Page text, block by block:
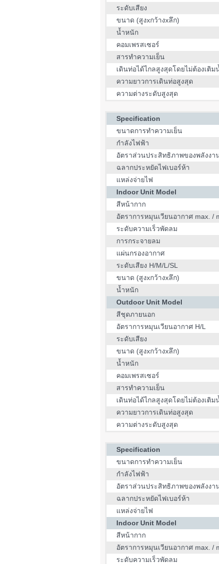
ระดับเสียง
ขนาด (สูงxกว้างxลึก)
น้ำหนัก
คอมเพรสเซอร์
สารทำความเย็น
เดินท่อได้ไกลสูงสุดโดยไม่ต้องเติม
ความยาวการเดินท่อสูงสุด
ความต่างระดับสูงสุด
Specification
ขนาดการทำความเย็น
กำลังไฟฟ้า
อัตราส่วนประสิทธิภาพของพลังงา
ฉลากประหยัดไฟเบอร์ห้า
แหล่งจ่ายไฟ
Indoor Unit Model
สีหน้ากาก
อัตราการหมุนเวียนอากาศ max. /
ระดับความเร็วพัดลม
การกระจายลม
แผ่นกรองอากาศ
ระดับเสียง H/M/L/SL
ขนาด (สูงxกว้างxลึก)
น้ำหนัก
Outdoor Unit Model
สีชุดภายนอก
อัตราการหมุนเวียนอากาศ H/L
ระดับเสียง
ขนาด (สูงxกว้างxลึก)
น้ำหนัก
คอมเพรสเซอร์
สารทำความเย็น
เดินท่อได้ไกลสูงสุดโดยไม่ต้องเติม
ความยาวการเดินท่อสูงสุด
ความต่างระดับสูงสุด
Specification
ขนาดการทำความเย็น
กำลังไฟฟ้า
อัตราส่วนประสิทธิภาพของพลังงา
ฉลากประหยัดไฟเบอร์ห้า
แหล่งจ่ายไฟ
Indoor Unit Model
สีหน้ากาก
อัตราการหมุนเวียนอากาศ max. /
ระดับความเร็วพัดลม